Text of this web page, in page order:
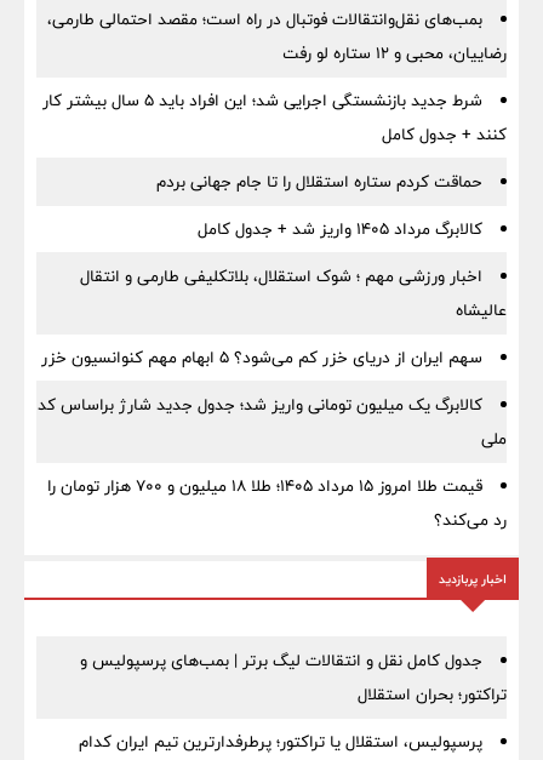
بمب‌های نقل‌وانتقالات فوتبال در راه است؛ مقصد احتمالی طارمی،
رضاییان، محبی و ۱۲ ستاره لو رفت
شرط جدید بازنشستگی اجرایی شد؛ این افراد باید ۵ سال بیشتر کار
کنند + جدول کامل
حماقت کردم ستاره استقلال را تا جام جهانی بردم
کالابرگ مرداد ۱۴۰۵ واریز شد + جدول کامل
اخبار ورزشی مهم ؛ شوک استقلال، بلاتکلیفی طارمی و انتقال
عالیشاه
سهم ایران از دریای خزر کم می‌شود؟ ۵ ابهام مهم کنوانسیون خزر
کالابرگ یک میلیون تومانی واریز شد؛ جدول جدید شارژ براساس کد
ملی
قیمت طلا امروز ۱۵ مرداد ۱۴۰۵؛ طلا ۱۸ میلیون و ۷۰۰ هزار تومان را
رد می‌کند؟
اخبار پربازدید
جدول کامل نقل و انتقالات لیگ برتر | بمب‌های پرسپولیس و
تراکتور؛ بحران استقلال
پرسپولیس، استقلال یا تراکتور؛ پرطرفدارترین تیم ایران کدام